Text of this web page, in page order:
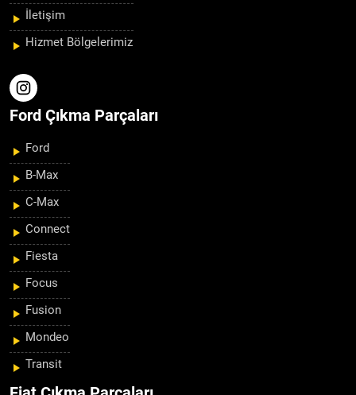
İletişim
Hizmet Bölgelerimiz
Ford Çıkma Parçaları
Ford
B-Max
C-Max
Connect
Fiesta
Focus
Fusion
Mondeo
Transit